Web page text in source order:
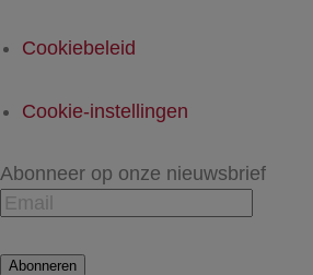
Cookiebeleid
Cookie-instellingen
Abonneer op onze nieuwsbrief
Abonneren